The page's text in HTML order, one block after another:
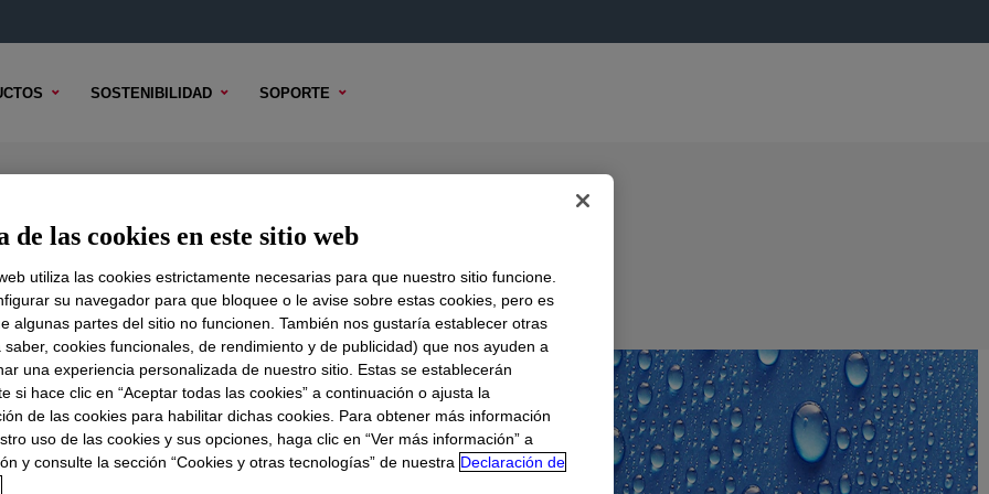
SOSTENIBILIDAD SOPORTE
TÉCNICO OPCIONES DE MUESTRA OPCIONES DE COMPRA
de las cookies en este sitio web
utiliza las cookies estrictamente necesarias para que nuestro sitio funcione.
su navegador para que bloquee o le avise sobre estas cookies, pero es
algunas partes del sitio no funcionen. También nos gustaría establecer otras
saber, cookies funcionales, de rendimiento y de publicidad) que nos ayuden a
una experiencia personalizada de nuestro sitio. Estas se establecerán
si hace clic en “Aceptar todas las cookies” a continuación o ajusta la
de las cookies para habilitar dichas cookies. Para obtener más información
uso de las cookies y sus opciones, haga clic en “Ver más información” a
y consulte la sección “Cookies y otras tecnologías” de nuestra Declaración de